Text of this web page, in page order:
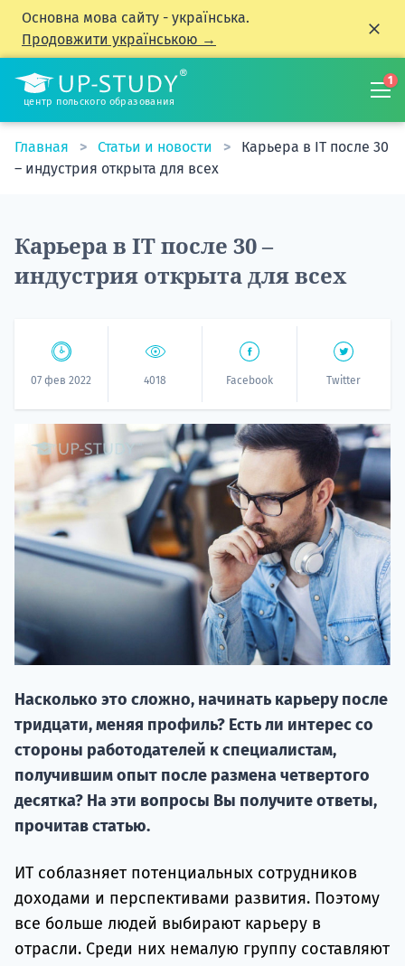
Основна мова сайту - українська.
Продовжити українською →
центр польского образования
1
Главная Статьи и новости
Карьера в IT после 30
– индустрия открыта для всех
Карьера в IT после 30 –
индустрия открыта для всех
07 фев 2022 4018 Facebook Twitter
Насколько это сложно, начинать карьеру после
тридцати, меняя профиль? Есть ли интерес со
стороны работодателей к специалистам,
получившим опыт после размена четвертого
десятка? На эти вопросы Вы получите ответы,
прочитав статью.
ИТ соблазняет потенциальных сотрудников
доходами и перспективами развития. Поэтому
все больше людей выбирают карьеру в
отрасли. Среди них немалую группу составляют
НАБОР